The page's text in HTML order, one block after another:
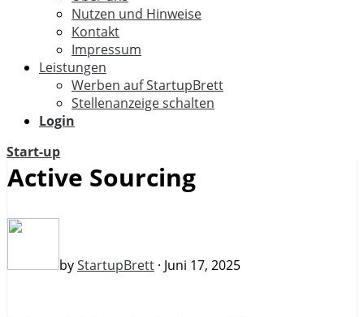
Nutzen und Hinweise
Kontakt
Impressum
Leistungen
Werben auf StartupBrett
Stellenanzeige schalten
Login
Start-up
Active Sourcing
byStartupBrett · Juni 17, 2025